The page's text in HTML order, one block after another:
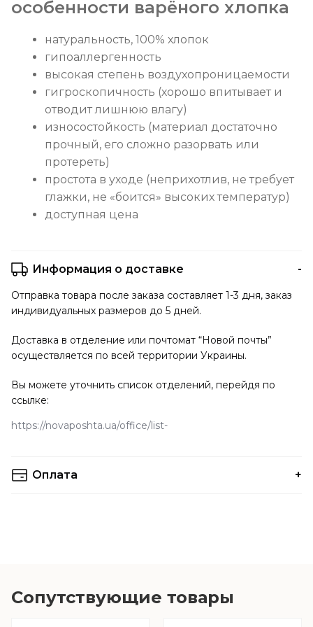
особенности варёного хлопка
натуральность, 100% хлопок
гипоаллергенность
высокая степень воздухопроницаемости
гигроскопичность (хорошо впитывает и
отводит лишнюю влагу)
износостойкость (материал достаточно
прочный, его сложно разорвать или
протереть)
простота в уходе (неприхотлив, не требует
глажки, не «боится» высоких температур)
доступная цена
Информация о доставке
Отправка товара после заказа составляет 1-3 дня, заказ
индивидуальных размеров до 5 дней.
Доставка в отделение или почтомат “Новой почты”
осуществляется по всей территории Украины.
Вы можете уточнить список отделений, перейдя по
ссылке:
https://novaposhta.ua/office/list
Оплата
оплачиваются при получении.
Сопутствующие товары